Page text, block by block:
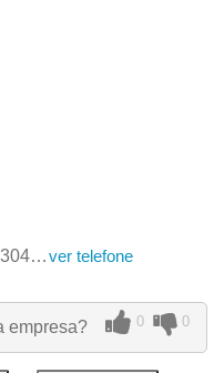
0374 ver telefone
empresa? 0 0